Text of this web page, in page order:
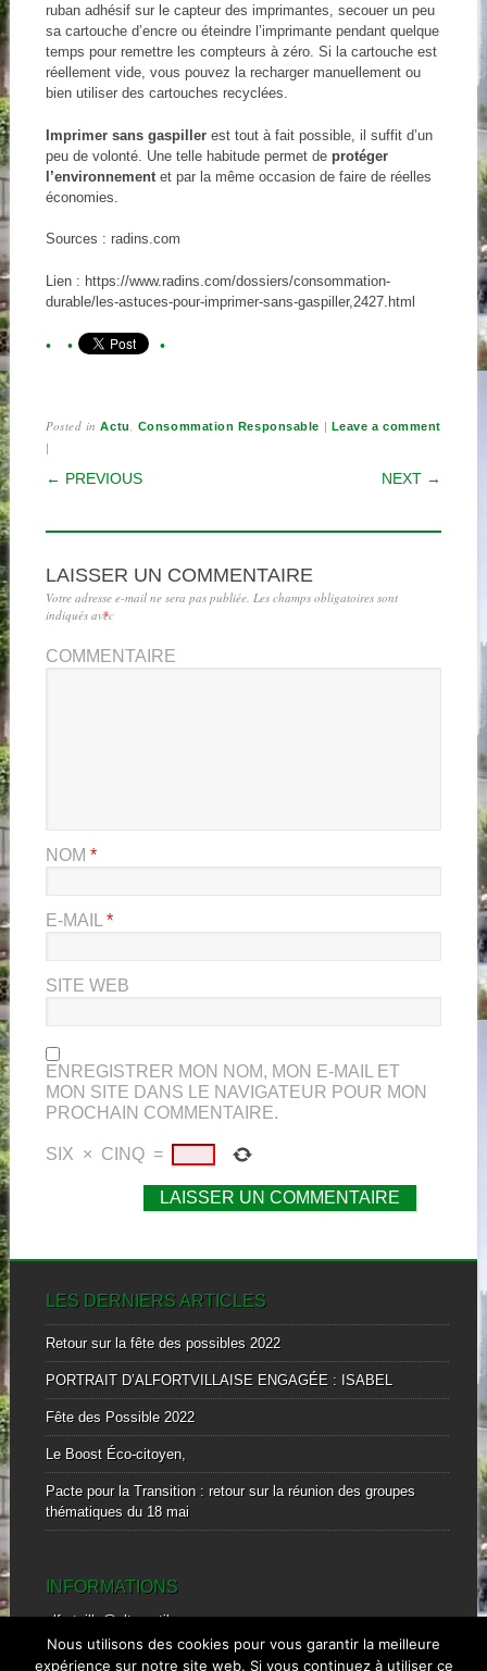
ruban adhésif sur le capteur des imprimantes, secouer un peu
sa cartouche d’encre ou éteindre l’imprimante pendant quelque
temps pour remettre les compteurs à zéro. Si la cartouche est
réellement vide, vous pouvez la recharger manuellement ou
bien utiliser des cartouches recyclées.
Imprimer sans gaspillerest tout à fait possible, il suffit d’un
peu de volonté. Une telle habitude permet de protéger
l’environnementet par la même occasion de faire de réelles
économies.
Sources : radins.com
Lien : https://www.radins.com/dossiers/consommation-
durable/les-astuces-pour-imprimer-sans-gaspiller,2427.html
Posted inActu Consommation Responsable | Leave a comment
|
POST NAVIGATION
← PREVIOUS NEXT →
LAISSER UN COMMENTAIRE
Votre adresse e-mail ne sera pas publiée. Les champs obligatoires sont
indiqués avec
*
COMMENTAIRE
NOM *
E-MAIL *
SITE WEB
ENREGISTRER MON NOM, MON E-MAIL ET
MON SITE DANS LE NAVIGATEUR POUR MON
PROCHAIN COMMENTAIRE.
SIX × CINQ =
LES DERNIERS ARTICLES
Retour sur la fête des possibles 2022
PORTRAIT D’ALFORTVILLAISE ENGAGÉE : ISABEL
Fête des Possible 2022
Le Boost Éco-citoyen,
Pacte pour la Transition : retour sur la réunion des groupes
thématiques du 18 mai
INFORMATIONS
alfortville@alternatiba.eu
mobile : 0601828869
Nous utilisons des cookies pour vous garantir la meilleure
expérience sur notre site web. Si vous continuez à utiliser ce